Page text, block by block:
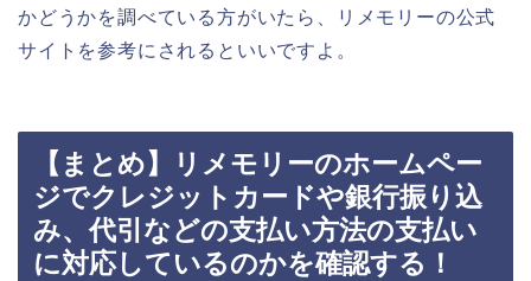
かどうかを調べている方がいたら、リメモリーの公式
サイトを参考にされるといいですよ。
【まとめ】リメモリーのホームペー
ジでクレジットカードや銀行振り込
み、代引などの支払い方法の支払い
に対応しているのかを確認する！